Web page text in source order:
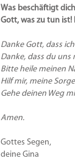
Was beschäftigt
Gott, was zu tun ist!
Danke Gott, dass
Danke, dass du uns
Bitte heile meinen
Hilf mir, meine
Gehe deinen Weg
Amen.
Gottes Segen,
deine Gina